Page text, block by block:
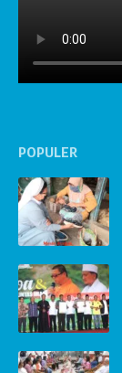
POPULER